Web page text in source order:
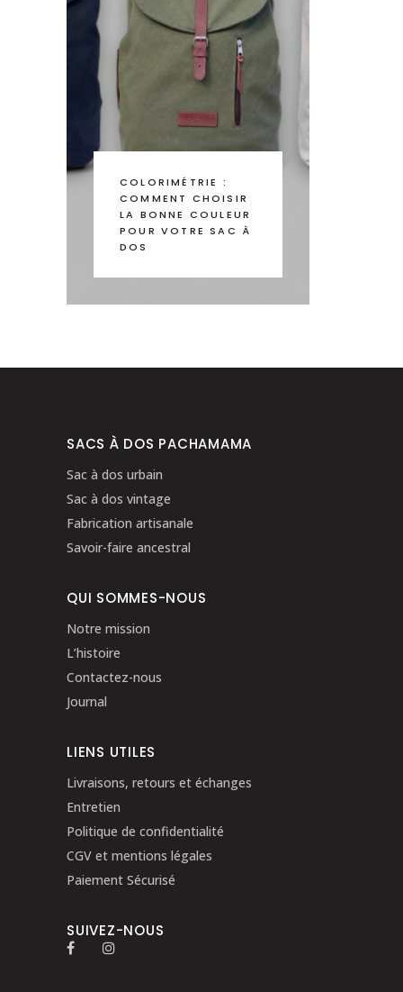
COLORIMÉTRIE :
COMMENT CHOISIR
LA BONNE COULEUR
POUR VOTRE SAC À
DOS
SACS À DOS PACHAMAMA
Sac à dos urbain
Sac à dos vintage
Fabrication artisanale
Savoir-faire ancestral
QUI SOMMES-NOUS
Notre mission
L’histoire
Contactez-nous
Journal
LIENS UTILES
Livraisons, retours et échanges
Entretien
Politique de confidentialité
CGV et mentions légales
Paiement Sécurisé
SUIVEZ-NOUS